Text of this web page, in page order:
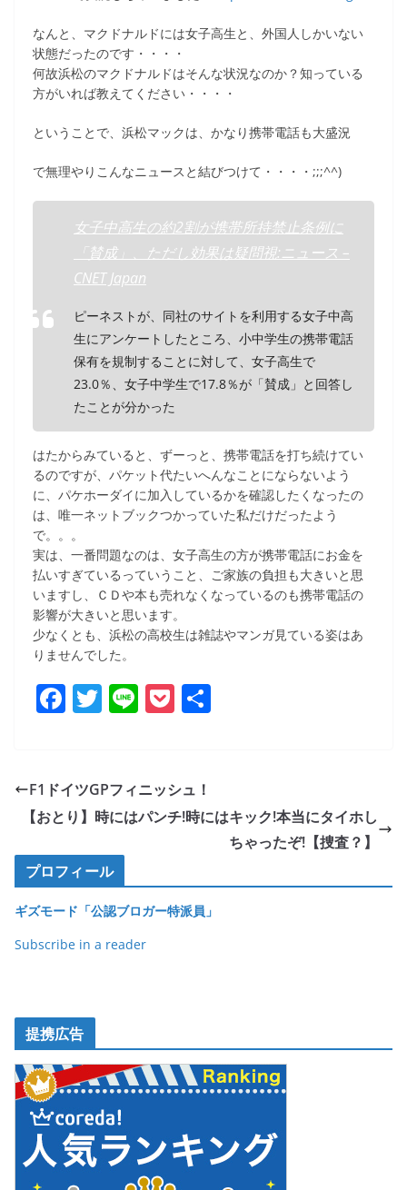
なんと、マクドナルドには女子高生と、外国人しかいない
状態だったのです・・・・
何故浜松のマクドナルドはそんな状況なのか？知っている
方がいれば教えてください・・・・
ということで、浜松マックは、かなり携帯電話も大盛況
で無理やりこんなニュースと結びつけて・・・・;;;^^)
女子中高生の約2割が携帯所持禁止条例に
「賛成」、ただし効果は疑問視:ニュース –
CNET Japan
ピーネストが、同社のサイトを利用する女子中高
生にアンケートしたところ、小中学生の携帯電話
保有を規制することに対して、女子高生で
23.0％、女子中学生で17.8％が「賛成」と回答し
たことが分かった
はたからみていると、ずーっと、携帯電話を打ち続けてい
るのですが、パケット代たいへんなことにならないよう
に、パケホーダイに加入しているかを確認したくなったの
は、唯一ネットブックつかっていた私だけだったよう
で。。。
実は、一番問題なのは、女子高生の方が携帯電話にお金を
払いすぎているっていうこと、ご家族の負担も大きいと思
いますし、ＣＤや本も売れなくなっているのも携帯電話の
影響が大きいと思います。
少なくとも、浜松の高校生は雑誌やマンガ見ている姿はあ
りませんでした。
F
e
b
o
k
T
er
Li P
et
F1ドイツGPフィニッシュ！
【おとり】時にはパンチ!時にはキック!本当にタイホし
ちゃったぞ!【捜査？】
プロフィール
ギズモード「公認ブロガー特派員」
Subscribe in a reader
提携広告